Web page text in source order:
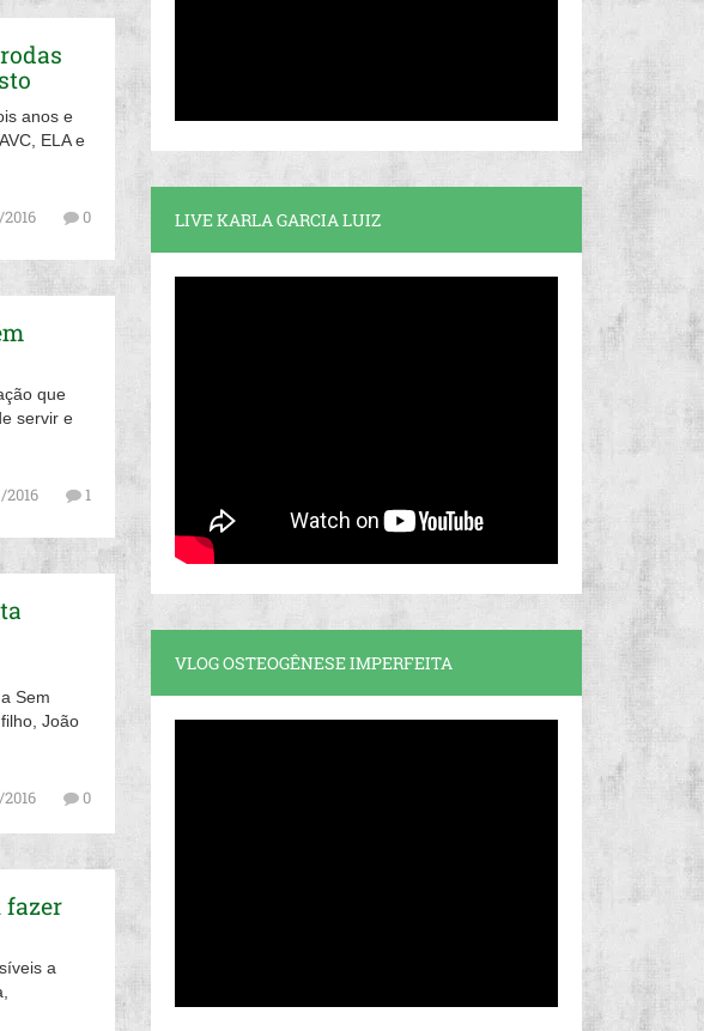
anos e
ELA e
0
que
servir e
1
Sem
João
0
fazer
a
LIVE KARLA GARCIA LUIZ
VLOG OSTEOGÊNESE IMPERFEITA